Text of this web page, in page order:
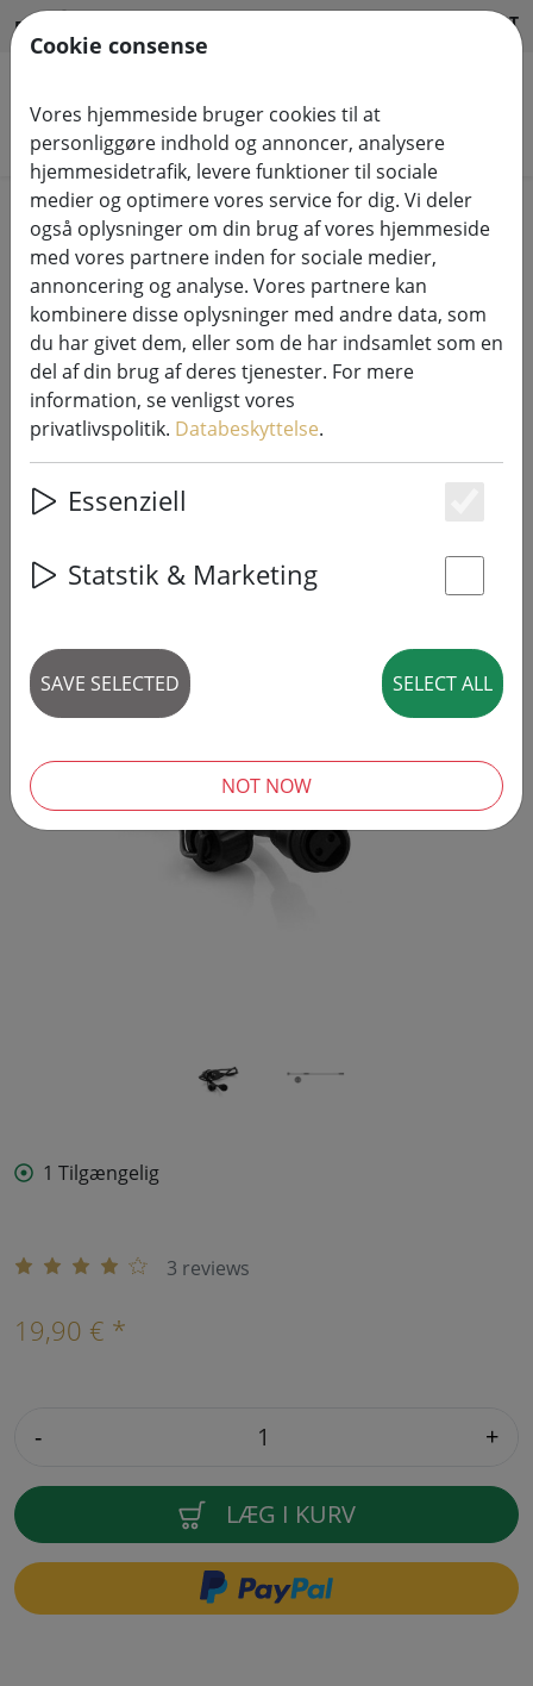
DA HILFE & SUPPORT
Søg efter produkter
Home
Systemer til lyskæder
230V LED Tech-Line systemlyskæder
Sirius Tech-Line lyskæder
forsyningskabel Start 230V 1,5 m
sort
1 Tilgængelig
3 reviews
19,90 € *
- +
LÆG I KURV
Cookie consense
Vores hjemmeside bruger cookies til at
personliggøre indhold og annoncer, analysere
hjemmesidetrafik, levere funktioner til sociale
medier og optimere vores service for dig. Vi deler
også oplysninger om din brug af vores hjemmeside
med vores partnere inden for sociale medier,
annoncering og analyse. Vores partnere kan
kombinere disse oplysninger med andre data, som
du har givet dem, eller som de har indsamlet som en
del af din brug af deres tjenester. For mere
information, se venligst vores
privatlivspolitik. Databeskyttelse.
Essenziell
Statstik & Marketing
SAVE SELECTED SELECT ALL
NOT NOW